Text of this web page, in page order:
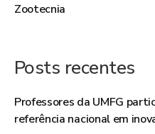
Zootecnia
Posts recentes
Professores da UMFG
referência nacional em